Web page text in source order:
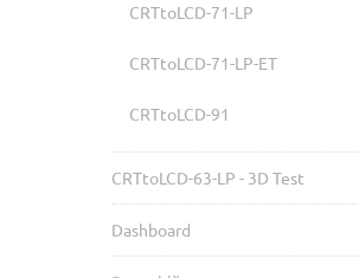
CRTtoLCD-71-LP
CRTtoLCD-71-LP-ET
CRTtoLCD-91
CRTtoLCD-63-LP - 3D Test
Dashboard